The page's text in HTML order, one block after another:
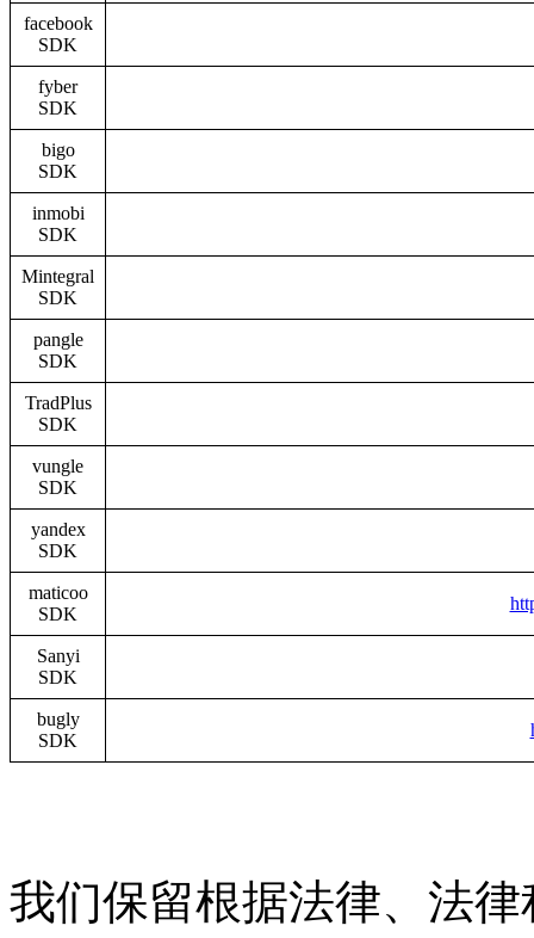
facebook
SDK
fyber
SDK
bigo
SDK
inmobi
SDK
Mintegral
SDK
pangle
SDK
TradPlus
SDK
vungle
SDK
yandex
SDK
maticoo
SDK
Sanyi
SDK
bugly
SDK
我们保留根据法律、法